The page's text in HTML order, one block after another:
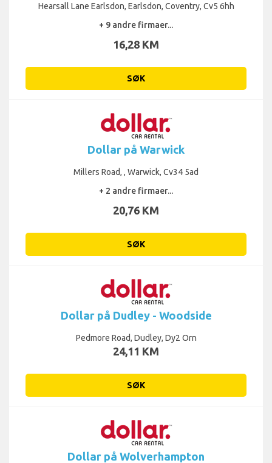
Hearsall Lane Earlsdon, Earlsdon, Coventry, Cv5 6hh
+ 9 andre firmaer...
16,28 KM
SØK
Dollar på Warwick
Millers Road, , Warwick, Cv34 5ad
+ 2 andre firmaer...
20,76 KM
SØK
Dollar på Dudley - Woodside
Pedmore Road, Dudley, Dy2 Orn
24,11 KM
SØK
Dollar på Wolverhampton